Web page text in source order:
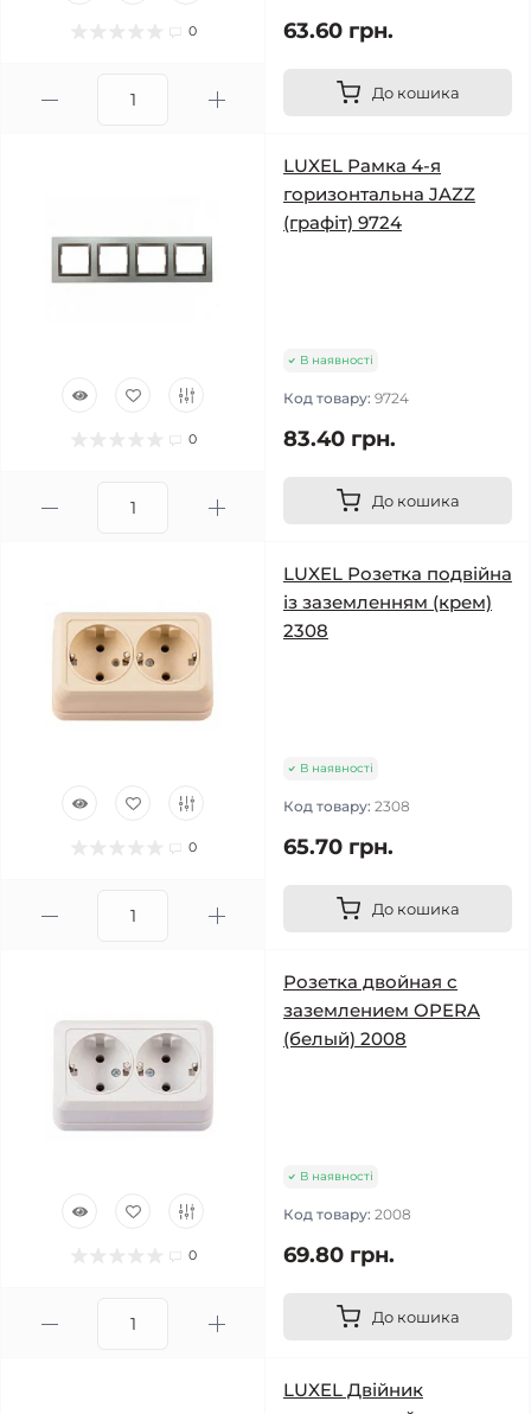
0 63.60 грн.
До кошика
0
LUXEL Рамка 4-я
горизонтальна JAZZ
(графіт) 9724
В наявності
Код товару: 9724
83.40 грн.
До кошика
0
LUXEL Розетка подвійна
із заземленням (крем)
2308
В наявності
Код товару: 2308
65.70 грн.
До кошика
0
Розетка двойная с
заземлением OPERA
(белый) 2008
В наявності
Код товару: 2008
69.80 грн.
До кошика
LUXEL Двійник